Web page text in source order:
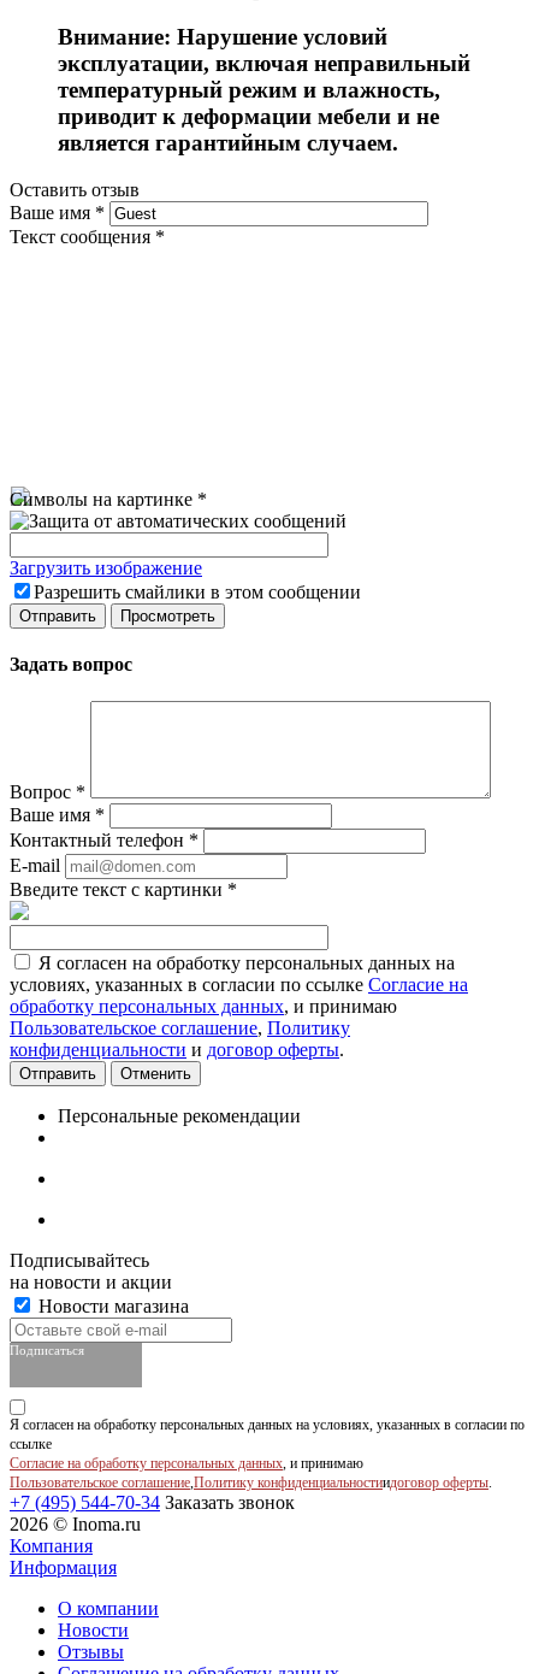
Внимание: Нарушение условий
эксплуатации, включая неправильный
температурный режим и влажность,
приводит к деформации мебели и не
является гарантийным случаем.
Оставить отзыв
Ваше имя *
Текст сообщения *
Символы на картинке *
Загрузить изображение
Разрешить смайлики в этом сообщении
Задать вопрос
Вопрос *
Ваше имя *
Контактный телефон *
E-mail
Введите текст с картинки *
Я согласен на обработку персональных данных на
условиях, указанных в согласии по ссылке Согласие на
обработку персональных данных, и принимаю
Пользовательское соглашение, Политику
конфиденциальности и договор оферты.
Отменить
Персональные рекомендации
Подписывайтесь
на новости и акции
Новости магазина
Подписаться
Я согласен на обработку персональных данных на условиях, указанных в согласии по
ссылке
Согласие на обработку персональных данных, и принимаю
Пользовательское соглашение,Политику конфиденциальностиидоговор оферты.
+7 (495) 544-70-34 Заказать звонок
2026 © Inoma.ru
Компания
Информация
О компании
Новости
Отзывы